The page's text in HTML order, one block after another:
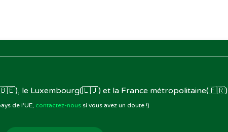
le Luxembourg(🇱🇺) et la France métropolitaine(🇫🇷)
de l'UE, contactez-noussi vous avez un doute !)